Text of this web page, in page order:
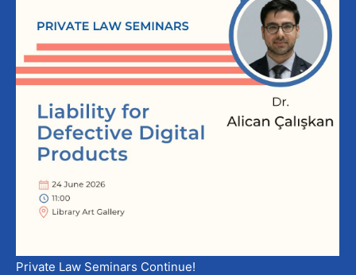
Private Law Seminars Continue!